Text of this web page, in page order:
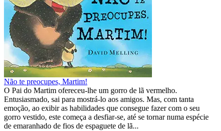
Não te preocupes, Martim!
O Pai do Martim ofereceu-lhe um gorro de lã vermelho.
Entusiasmado, sai para mostrá-lo aos amigos. Mas, com tanta
emoção, ao exibir as habilidades que consegue fazer com o seu
gorro vestido, este começa a desfiar-se, até se tornar numa espécie
de emaranhado de fios de espaguete de lã...